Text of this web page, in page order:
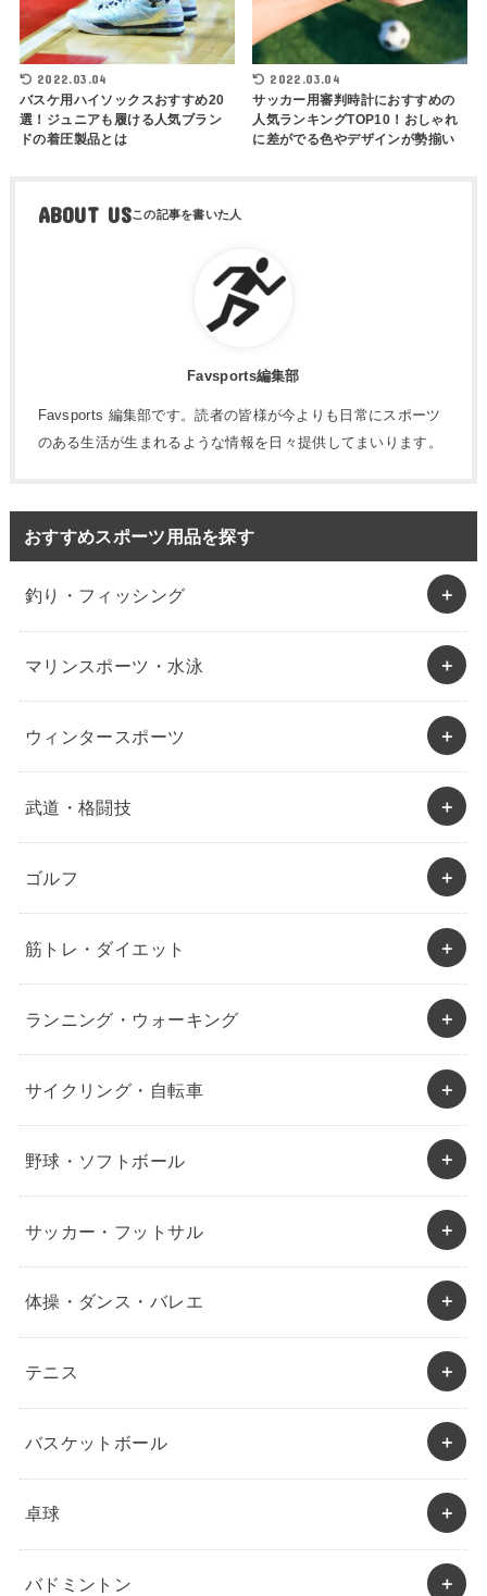
2022.03.04
バスケ用ハイソックスおすすめ20
選！ジュニアも履ける人気ブラン
ドの着圧製品とは
2022.03.04
サッカー用審判時計におすすめの
人気ランキングTOP10！おしゃれ
に差がでる色やデザインが勢揃い
ABOUT US
Favsports編集部
Favsports 編集部です。読者の皆様が今よりも日常にスポーツ
のある生活が生まれるような情報を日々提供してまいります。
おすすめスポーツ用品を探す
釣り・フィッシング
マリンスポーツ・水泳
ウィンタースポーツ
武道・格闘技
ゴルフ
筋トレ・ダイエット
ランニング・ウォーキング
サイクリング・自転車
野球・ソフトボール
サッカー・フットサル
体操・ダンス・バレエ
テニス
バスケットボール
卓球
バドミントン